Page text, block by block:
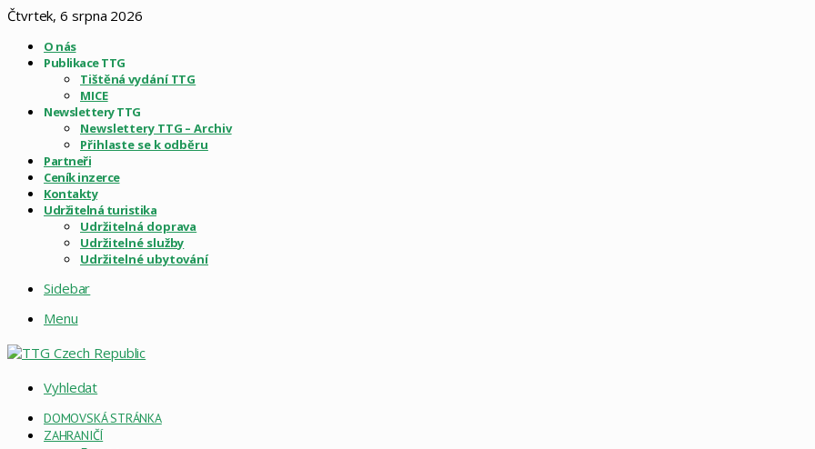
Čtvrtek, 6 srpna 2026
O nás
Publikace TTG
Tištěná vydání TTG
MICE
Newslettery TTG
Newslettery TTG – Archiv
Přihlaste se k odběru
Partneři
Ceník inzerce
Kontakty
Udržitelná turistika
Udržitelná doprava
Udržitelné služby
Udržitelné ubytování
Sidebar
Menu
Vyhledat
DOMOVSKÁ STRÁNKA
ZAHRANIČÍ